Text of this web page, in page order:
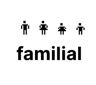
👨‍👩‍👧‍👦
familial